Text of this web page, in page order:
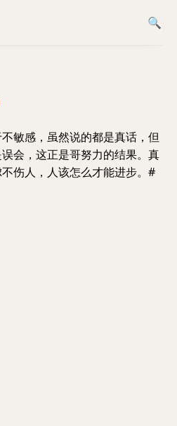
敏感，虽然说的都是真话，但
会，这正是哥努力的结果。真
伤人，人该怎么才能进步。#